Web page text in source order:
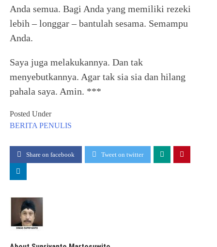
Anda semua. Bagi Anda yang memiliki rezeki
lebih – longgar – bantulah sesama. Semampu
Anda.
Saya juga melakukannya. Dan tak
menyebutkannya. Agar tak sia sia dan hilang
pahala saya. Amin. ***
Posted Under
BERITA PENULIS
Share on facebook Tweet on twitter